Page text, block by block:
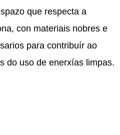
que respecta a
con materiais nobres e
para contribuír ao
do uso de enerxías limpas.